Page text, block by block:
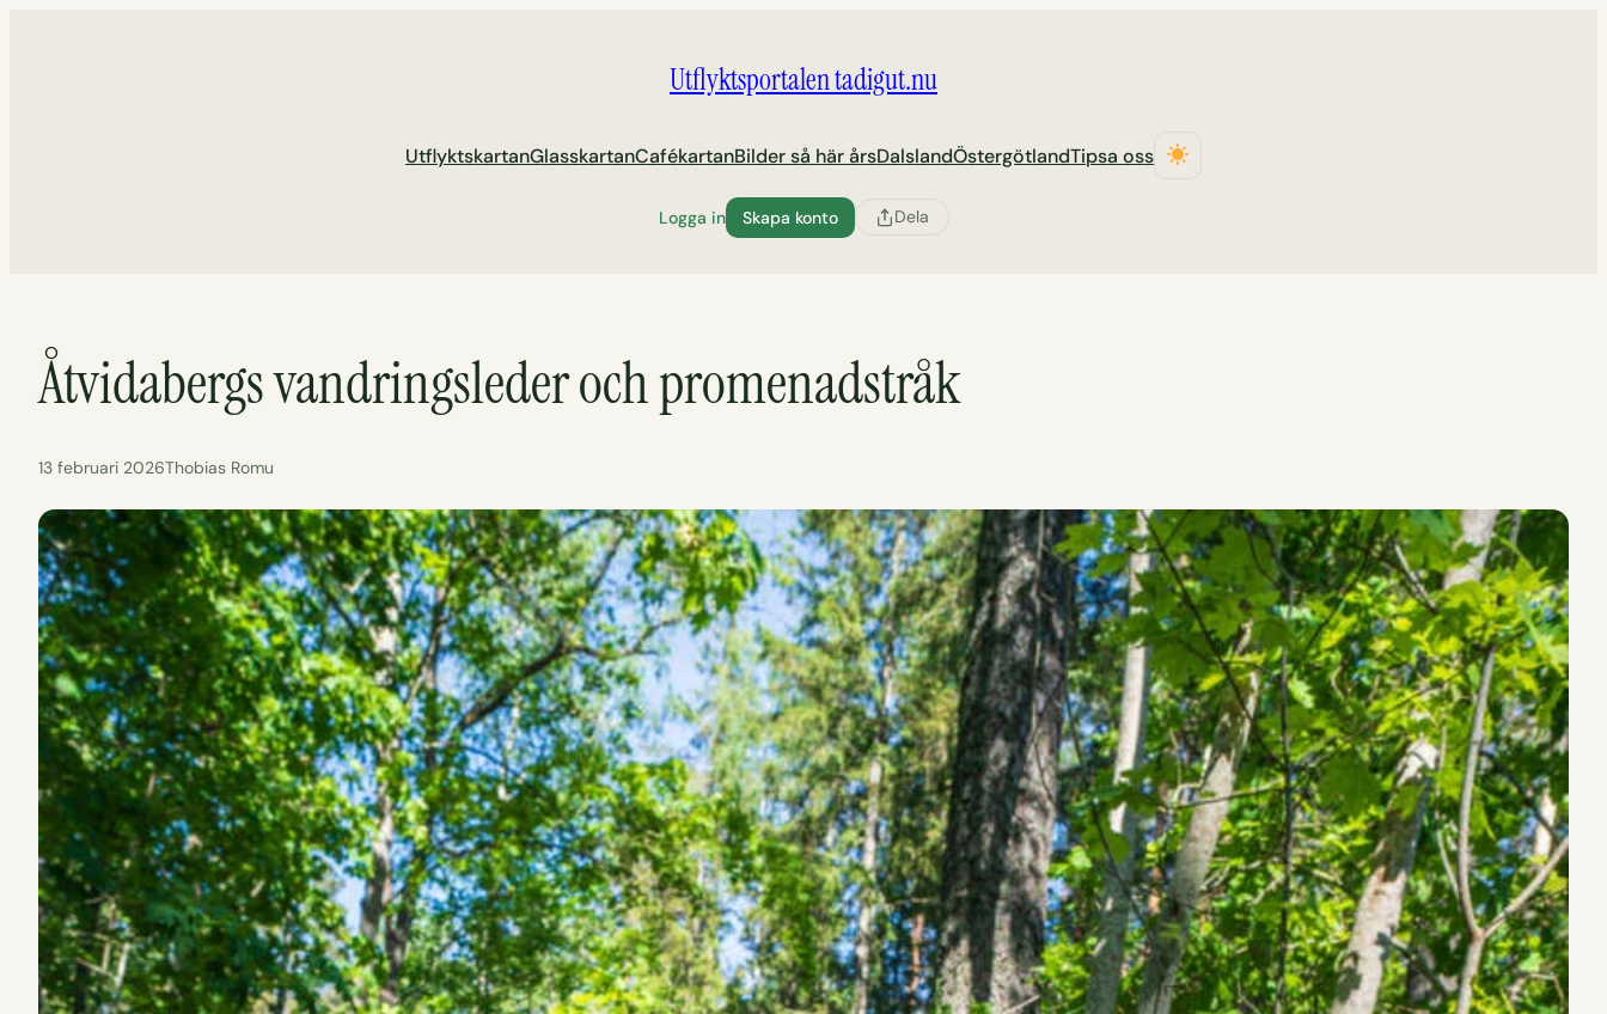
Utflyktsportalen tadigut.nu
UtflyktskartanGlasskartanCafékartanBilder så här årsDalslandÖstergötlandTipsa oss
Logga in Skapa konto Dela
Åtvidabergs vandringsleder och promenadstråk
13 februari 2026Thobias Romu